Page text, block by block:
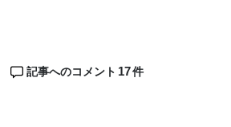
記事へのコメント 17件